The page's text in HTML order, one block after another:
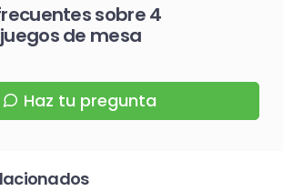
sobre 4
de mesa
Haz tu pregunta